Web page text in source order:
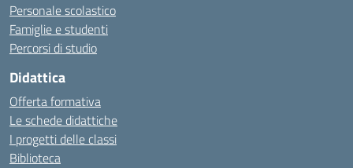
Personale scolastico
Famiglie e studenti
Percorsi di studio
Didattica
Offerta formativa
Le schede didattiche
I progetti delle classi
Biblioteca